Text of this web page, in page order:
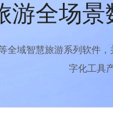
游全场
域智慧旅游系列软件
字化工具